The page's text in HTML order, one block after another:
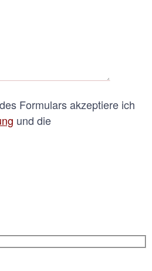
Formulars akzeptiere ich
und die